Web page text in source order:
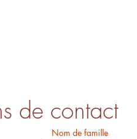
de contact
Nom de famille